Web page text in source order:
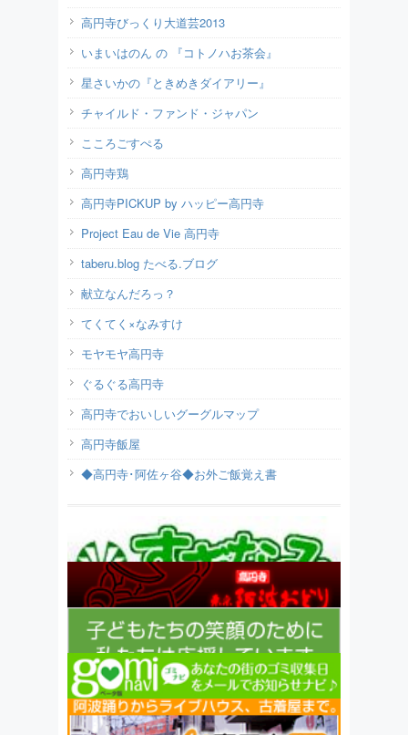
高円寺びっくり大道芸2013
いまいはのん の 『コトノハお茶会』
星さいかの『ときめきダイアリー』
チャイルド・ファンド・ジャパン
こころごすぺる
高円寺鶏
高円寺PICKUP by ハッピー高円寺
Project Eau de Vie 高円寺
taberu.blog たべる.ブログ
献立なんだろっ？
てくてく×なみすけ
モヤモヤ高円寺
ぐるぐる高円寺
高円寺でおいしいグーグルマップ
高円寺飯屋
◆高円寺･阿佐ヶ谷◆お外ご飯覚え書